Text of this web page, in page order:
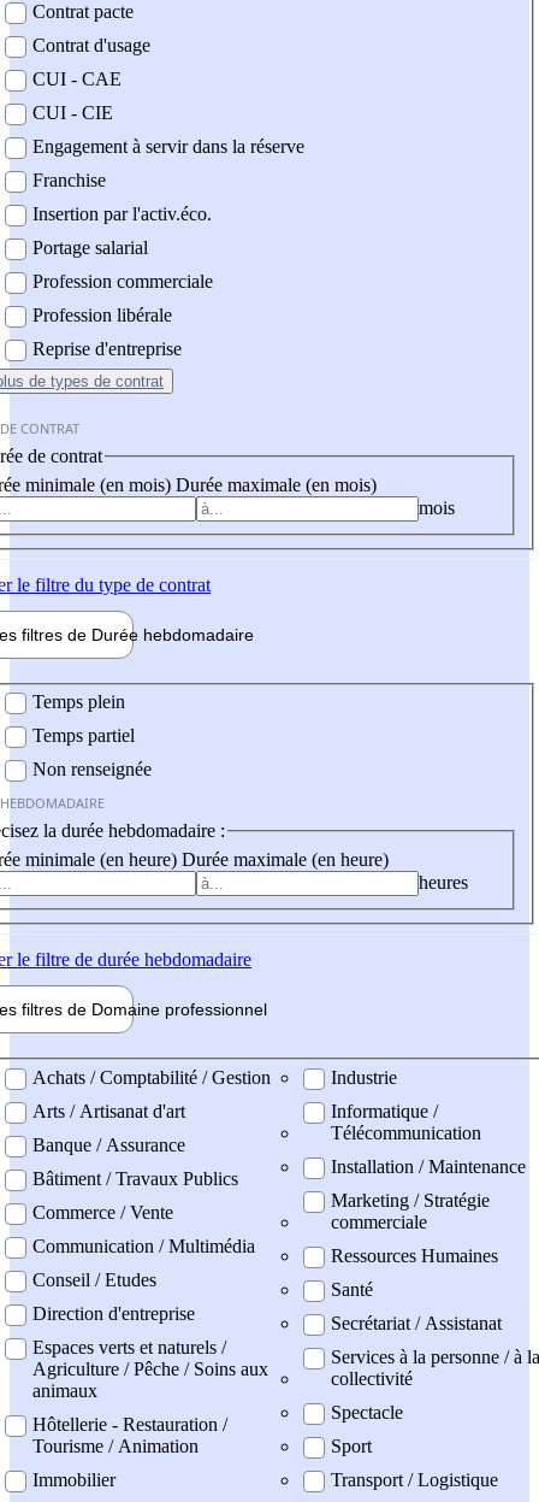
Contrat pacte
Contrat d'usage
CUI - CAE
CUI - CIE
Engagement à servir dans la réserve
Franchise
Insertion par l'activ.éco.
Portage salarial
Profession commerciale
Profession libérale
Reprise d'entreprise
de types de contrat
CONTRAT
de contrat
minimale (en mois) Durée maximale (en mois)
mois
le filtre du type de contrat
filtres de Durée hebdomadaire
Temps plein
Temps partiel
Non renseignée
la durée hebdomadaire :
minimale (en heure) Durée maximale (en heure)
heures
le filtre de durée hebdomadaire
filtres de Domaine professionnel
professionel
Achats / Comptabilité / Gestion
Arts / Artisanat d'art
Banque / Assurance
Bâtiment / Travaux Publics
Commerce / Vente
Communication / Multimédia
Conseil / Etudes
Direction d'entreprise
Espaces verts et naturels /
Agriculture / Pêche / Soins aux
animaux
Hôtellerie - Restauration /
Tourisme / Animation
Immobilier
Industrie
Informatique /
Télécommunication
Installation / Maintenance
Marketing / Stratégie
commerciale
Ressources Humaines
Santé
Secrétariat / Assistanat
Services à la personne / à la
collectivité
Spectacle
Sport
Transport / Logistique